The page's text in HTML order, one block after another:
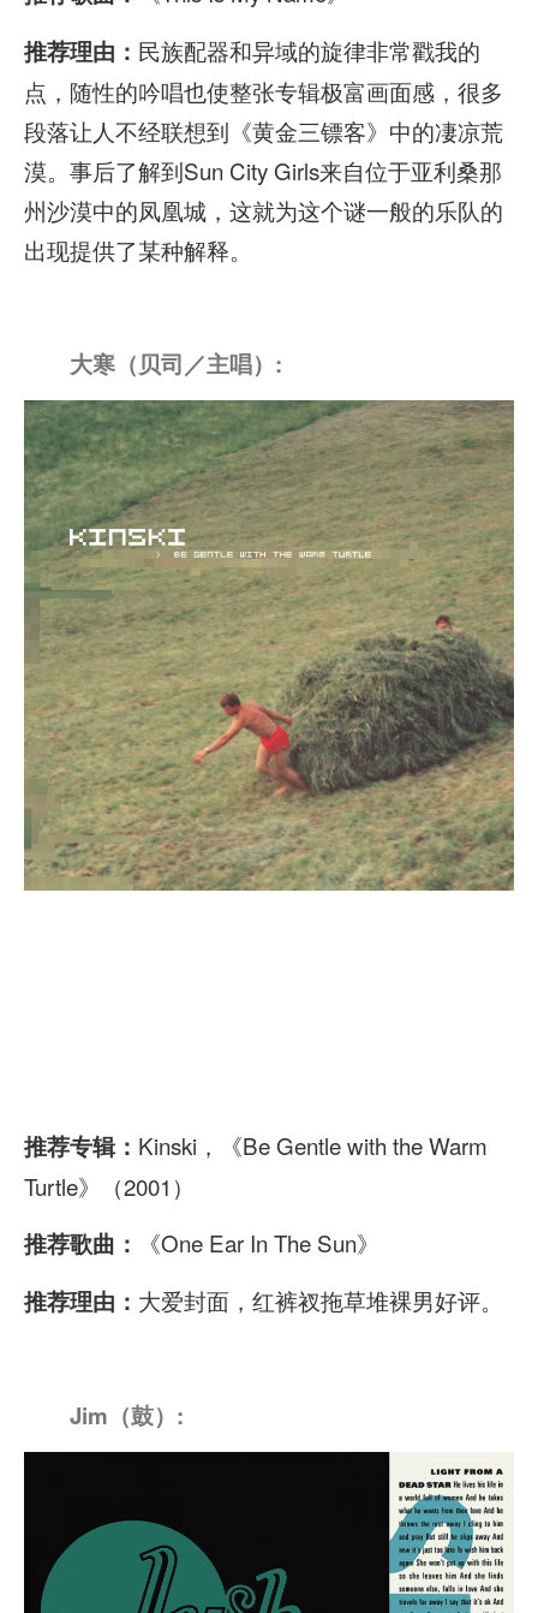
推荐理由： 民族配器和异域的旋律非常戳我的
点，随性的吟唱也使整张专辑极富画面感，很多
段落让人不经联想到《黄金三镖客》中的凄凉荒
漠。事后了解到Sun City Girls来自位于亚利桑那
州沙漠中的凤凰城，这就为这个谜一般的乐队的
出现提供了某种解释。
大寒（贝司／主唱）:
推荐专辑： Kinski，《Be Gentle with the Warm
Turtle》（2001）
推荐歌曲：
《One Ear In The Sun》
推荐理由： 大爱封面，红裤衩拖草堆裸男好评。
Jim （鼓）: